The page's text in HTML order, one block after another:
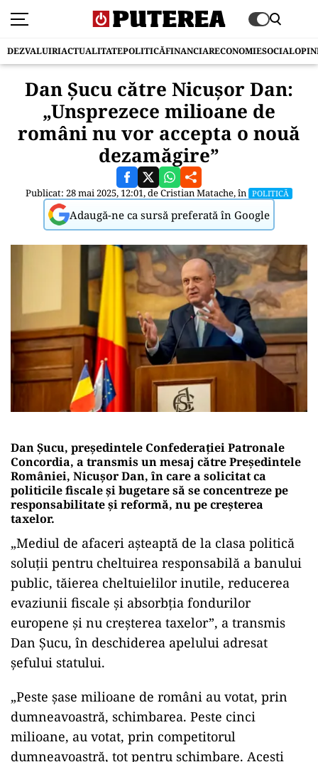
DEZVALUIRIACTUALITATEPOLITICĂFINANCIARECONOMIESOCIAL
Dan Șucu către Nicușor Dan:
„Unsprezece milioane de
români nu vor accepta o nouă
dezamăgire”
Publicat: 28 mai 2025, 12:01, deCristian Matache, în POLITICĂ
Adaugă-ne ca sursă preferată în Google
Dan Șucu, președintele Confederației Patronale
Concordia, a transmis un mesaj către Președintele
României, Nicușor Dan, în care a solicitat ca
politicile fiscale și bugetare să se concentreze pe
responsabilitate și reformă, nu pe creșterea
taxelor.
„Mediul de afaceri așteaptă de la clasa politică
soluții pentru cheltuirea responsabilă a banului
public, tăierea cheltuielilor inutile, reducerea
evaziunii fiscale și absorbția fondurilor
europene și nu creșterea taxelor”, a transmis
Dan Șucu, în deschiderea apelului adresat
șefului statului.
„Peste șase milioane de români au votat, prin
dumneavoastră, schimbarea. Peste cinci
milioane, au votat, prin competitorul
dumneavoastră, tot pentru schimbare. Acești